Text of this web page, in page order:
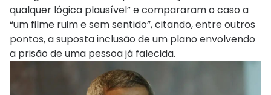
qualquer lógica plausível” e compararam o caso a
“um filme ruim e sem sentido”, citando, entre outros
pontos, a suposta inclusão de um plano envolvendo
a prisão de uma pessoa já falecida.